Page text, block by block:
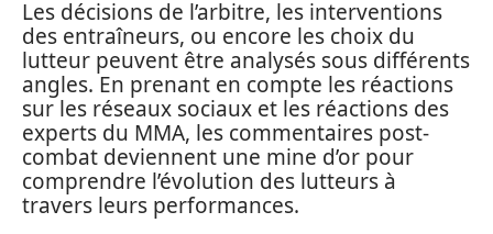
Les décisions de l’arbitre, les interventions
des entraîneurs, ou encore les choix du
lutteur peuvent être analysés sous différents
angles. En prenant en compte les réactions
sur les réseaux sociaux et les réactions des
experts du MMA, les commentaires post-
combat deviennent une mine d’or pour
comprendre l’évolution des lutteurs à
travers leurs performances.